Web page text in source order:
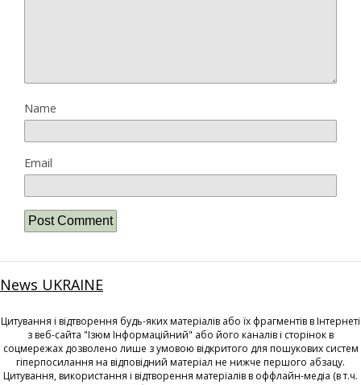
Name
Email
News UKRAINE
Цитування і відтворення будь-яких матеріалів або їх фрагментів в Інтернеті
з веб-сайта "Ізюм Інформаційний" або його каналів і сторінок в
соцмережах дозволено лише з умовою відкритого для пошукових систем
гіперпосилання на відповідний матеріал не нижче першого абзацу.
Цитування, використання і відтворення матеріалів в оффлайн-медіа (в т.ч.